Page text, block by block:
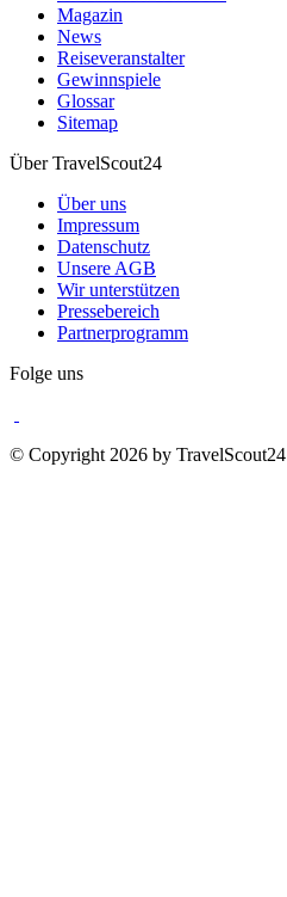
Magazin
News
Reiseveranstalter
Gewinnspiele
Glossar
Sitemap
Über TravelScout24
Über uns
Impressum
Datenschutz
Unsere AGB
Wir unterstützen
Pressebereich
Partnerprogramm
Folge uns
© Copyright 2026 by TravelScout24